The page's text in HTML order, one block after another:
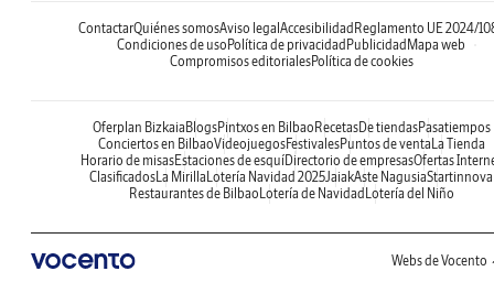
ContactarQuiénes somosAviso legal Accesibilidad Reglamento UE 2024/
Condiciones de uso Política de privacidad Publicidad Mapa web
Compromisos editorialesPolítica de cookies
Oferplan Bizkaia BlogsPintxos en Bilbao RecetasDe tiendasPasatiempos
Conciertos en BilbaoVideojuegosFestivalesPuntos de venta La Tienda
Horario de misasEstaciones de esquíDirectorio de empresasOfertas
ClasificadosLa Mirilla Lotería Navidad 2025JaiakAste NagusiaStartinnova
Restaurantes de Bilbao Lotería de Navidad Lotería del Niño
Webs de Vocento